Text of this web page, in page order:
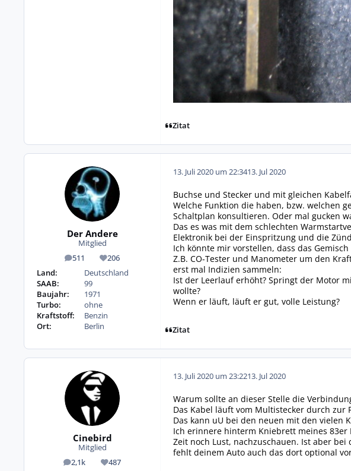
Zitat
Der Andere
Mitglied
511
Beiträge 206
Reputation
Land:
Deutschland
SAAB:
99
Baujahr:
1971
Turbo:
ohne
Kraftstoff:
Benzin
Ort:
Berlin
13. Juli 2020 um 22:3413. Jul 2020
Buchse und Stecker und mit gleichen
Welche Funktion die haben, bzw. welchen
Schaltplan konsultieren. Oder mal gucken
Das es was mit dem schlechten
Elektronik bei der Einspritzung und die
Ich könnte mir vorstellen, dass das
Z.B. CO-Tester und Manometer um den
erst mal Indizien sammeln:
Ist der Leerlauf erhöht? Springt der Motor
wollte?
Wenn er läuft, läuft er gut, volle Leistung?
Zitat
Cinebird
Mitglied
2,1k
Beiträge 487
Reputation
13. Juli 2020 um 23:2213. Jul 2020
Warum sollte an dieser Stelle die
Das Kabel läuft vom Multistecker durch
Das kann uU bei den neuen mit den vielen
Ich erinnere hinterm Kniebrett meines 83er
Zeit noch Lust, nachzuschauen. Ist aber
fehlt deinem Auto auch das dort optional